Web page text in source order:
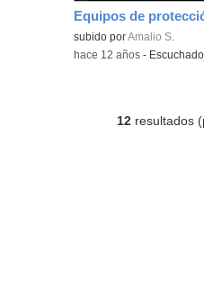
subido porAmalio S.
-hace 12 años -
12 resultados